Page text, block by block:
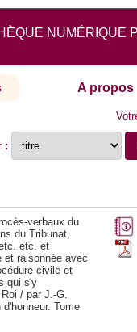
NUMÉRIQUE
A propos
:
verbaux du
du Tribunat,
etc. et
et raisonnée avec
civile et
qui s'y
/ par J.-G.
Tome